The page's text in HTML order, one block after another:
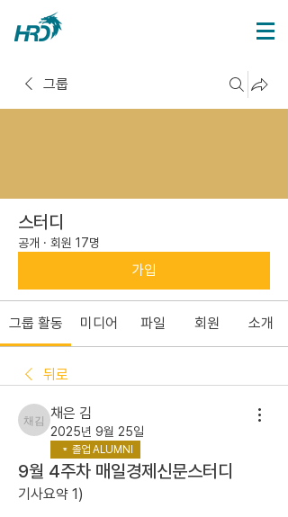
그룹
스터디
공개 · 회원 17명
가입
그룹 활동 미디어 파일 회원 소개
뒤로
채은 김
채은 김
2025년 9월 25일
졸업 ALUMNI
9월 4주차 매일경제신문스터디
기사요약 1)